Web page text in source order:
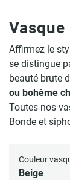
Affirmez le
se distingue
beauté brute
ou bohème
Toutes nos
Bonde et
Couleur
Beige